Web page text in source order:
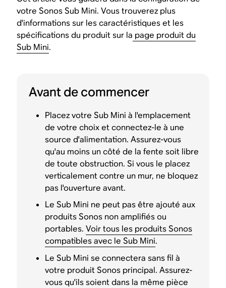
votre Sonos Sub Mini. Vous trouverez plus
d'informations sur les caractéristiques et les
spécifications du produit sur la page produit du
Sub Mini.
Avant de commencer
Placez votre Sub Mini à l'emplacement
de votre choix et connectez-le à une
source d'alimentation. Assurez-vous
qu'au moins un côté de la fente soit libre
de toute obstruction. Si vous le placez
verticalement contre un mur, ne bloquez
pas l'ouverture avant.
Le Sub Mini ne peut pas être ajouté aux
produits Sonos non amplifiés ou
portables.Voir tous les produits Sonos
compatibles avec le Sub Mini.
Le Sub Mini se connectera sans fil à
votre produit Sonos principal. Assurez-
vous qu'ils soient dans la même pièce